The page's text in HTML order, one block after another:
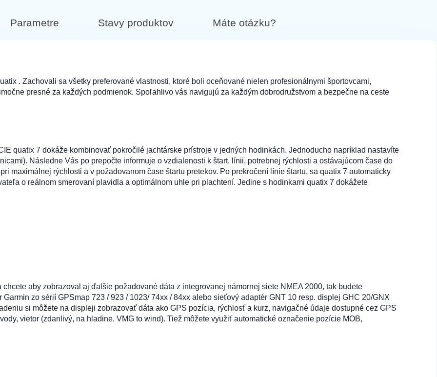
Parametre Stavy produktov Máte otázku?
. Zachovali sa všetky preferované vlastnosti, ktoré boli oceňované nielen profesionálnymi športovcami,
presné za každých podmienok. Spoľahlivo vás navigujú za každým dobrodružstvom a bezpečne na ceste
quatix 7 dokáže kombinovať pokročilé jachtárske prístroje v jedných hodinkách. Jednoducho napríklad nastavíte
Následne Vás po prepočte informuje o vzdialenosti k štart. línii, potrebnej rýchlosti a ostávajúcom čase do
maximálnej rýchlosti a v požadovanom čase štartu pretekov. Po prekročení línie štartu, sa quatix 7 automaticky
o reálnom smerovaní plavidla a optimálnom uhle pri plachtení. Jedine s hodinkami quatix 7 dokážete
aby zobrazoval aj ďalšie požadované dáta z integrovanej námornej siete NMEA 2000, tak budete
zo sérií GPSmap 723 / 923 / 1023/ 74xx / 84xx alebo sieťový adaptér GNT 10 resp. displej GHC 20/GNX
si môžete na displeji zobrazovať dáta ako GPS pozícia, rýchlosť a kurz, navigačné údaje dostupné cez GPS
vietor (zdanlivý, na hladine, VMG to wind). Tiež môžete využiť automatické označenie pozície MOB,